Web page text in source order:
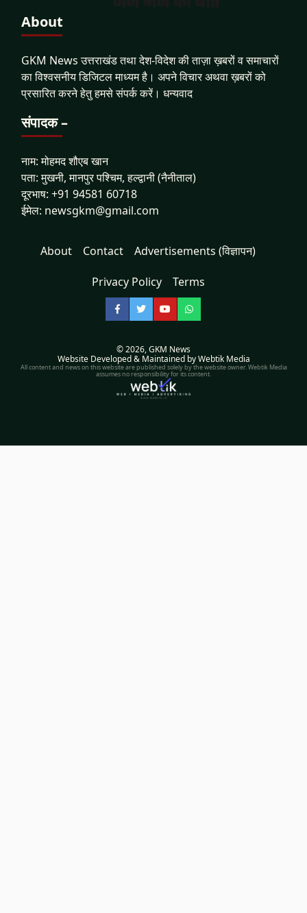
About
GKM News उत्तराखंड तथा देश-विदेश की ताज़ा ख़बरों व समाचारों
का विश्वसनीय डिजिटल माध्यम है। अपने विचार अथवा ख़बरों को
प्रसारित करने हेतु हमसे संपर्क करें। धन्यवाद
संपादक –
नाम: मोहमद शौएब खान
पता: मुखनी, मानपुर पश्चिम, हल्द्वानी (नैनीताल)
दूरभाष: +91 94581 60718
ईमेल: newsgkm@gmail.com
About Contact Advertisements (विज्ञापन)
Privacy Policy Terms
Facebook
TwitterYouTubeWhatsApp
© 2026,GKM News
Website Developed & Maintained by Webtik Media
All content and news on this website are published solely by the website owner. Webtik Media
assumes no responsibility for its content.